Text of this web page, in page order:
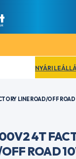
NYÁRI LEÁLLÁS
LINE ROAD/OFF ROAD
4T
ROAD